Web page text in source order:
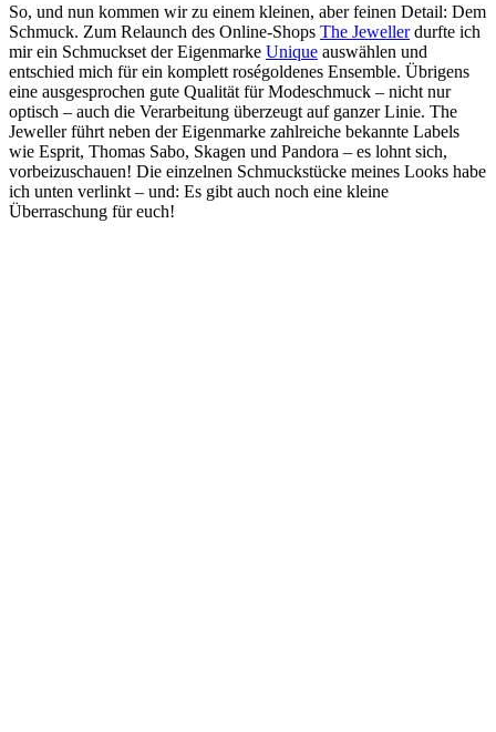
So, und nun kommen wir zu einem kleinen, aber feinen Detail: Dem
Schmuck. Zum Relaunch des Online-Shops The Jewellerdurfte ich
mir ein Schmuckset der Eigenmarke Unique auswählen und
entschied mich für ein komplett roségoldenes Ensemble. Übrigens
eine ausgesprochen gute Qualität für Modeschmuck – nicht nur
optisch – auch die Verarbeitung überzeugt auf ganzer Linie. The
Jeweller führt neben der Eigenmarke zahlreiche bekannte Labels
wie Esprit, Thomas Sabo, Skagen und Pandora – es lohnt sich,
vorbeizuschauen! Die einzelnen Schmuckstücke meines Looks habe
ich unten verlinkt – und: Es gibt auch noch eine kleine
Überraschung für euch!